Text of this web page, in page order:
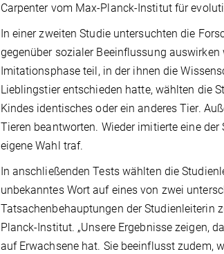
Carpenter vom Max-Planck-Institut für
In einer zweiten Studie untersuchten die
gegenüber sozialer Beeinflussung
Imitationsphase teil, in der ihnen die
Lieblingstier entschieden hatte, wählten die
Kindes identisches oder ein anderes Tier.
Tieren beantworten. Wieder imitierte eine
eigene Wahl traf.
In anschließenden Tests wählten die
unbekanntes Wort auf eines von zwei
Tatsachenbehauptungen der Studienleiterin
Planck-Institut. „Unsere Ergebnisse zeigen,
auf Erwachsene hat. Sie beeinflusst zudem,